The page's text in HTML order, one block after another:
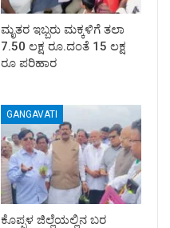
ಮೃತರ ಇಬ್ಬರು ಮಕ್ಕಳಿಗೆ ತಲಾ
7.50 ಲಕ್ಷ ರೂ.ದಂತೆ 15 ಲಕ್ಷ
ರೂ ಪರಿಹಾರ
GANGAVATI
ಕೊಪ್ಪಳ ಜಿಲ್ಲೆಯಲ್ಲಿನ ಬರ